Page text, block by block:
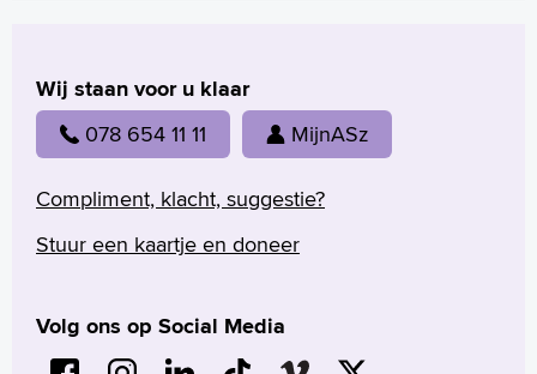
Polski
Türkçe
Arabisch
Wij staan voor u klaar
078 654 11 11 MijnASz
Compliment, klacht, suggestie?
Stuur een kaartje en doneer
Volg ons op Social Media